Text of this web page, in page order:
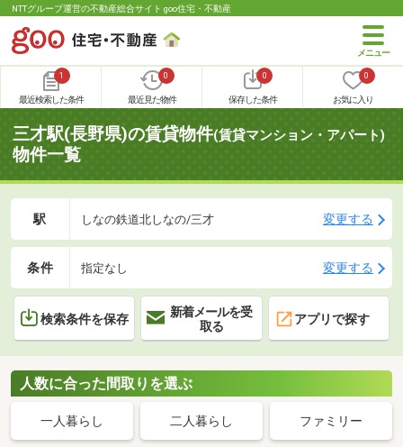
NTTグループ運営の不動産総合サイト goo住宅・不動産
1
最近検索した条件
0
最近見た物件
0
保存した条件
0
お気に入り
三才駅(長野県)の賃貸物件(賃貸マンション・アパート)
物件一覧
駅 しなの鉄道北しなの/三才 変更する
条件 指定なし 変更する
検索条件を保存
新着メールを受
取る
アプリで探す
人数に合った間取りを選ぶ
一人暮らし 二人暮らし ファミリー